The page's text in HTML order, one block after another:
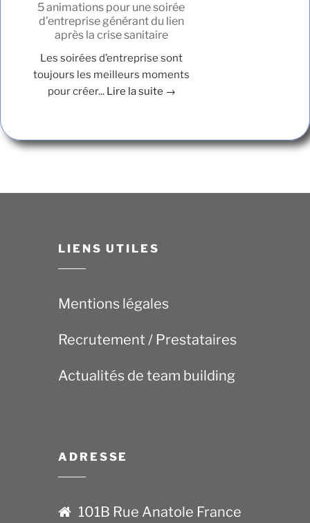
5 animations pour une soirée
d’entreprise générant du lien
après la crise sanitaire
Les soirées d’entreprise sont
toujours les meilleurs moments
pour créer... Lire la suite →
LIENS UTILES
Mentions légales
Recrutement / Prestataires
Actualités de team building
ADRESSE
101B Rue Anatole France